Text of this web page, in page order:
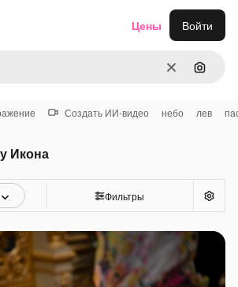
ОчиститьПоиск
Цены Войти
Создать ИИ-видео небо лев
Икона
Фильтры